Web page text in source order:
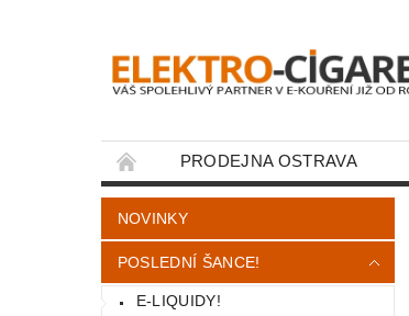
PRODEJNA OSTRAVA
KONTAKTY
NOVINKY
POSLEDNÍ ŠANCE!
E-LIQUIDY!